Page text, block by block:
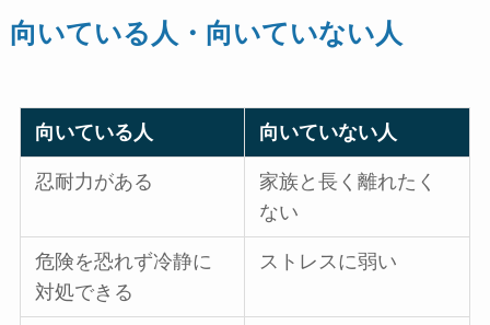
向いている人・向いていない人
向いている人 向いていない人
忍耐力がある
家族と長く離れたく
ない
危険を恐れず冷静に
対処できる
ストレスに弱い